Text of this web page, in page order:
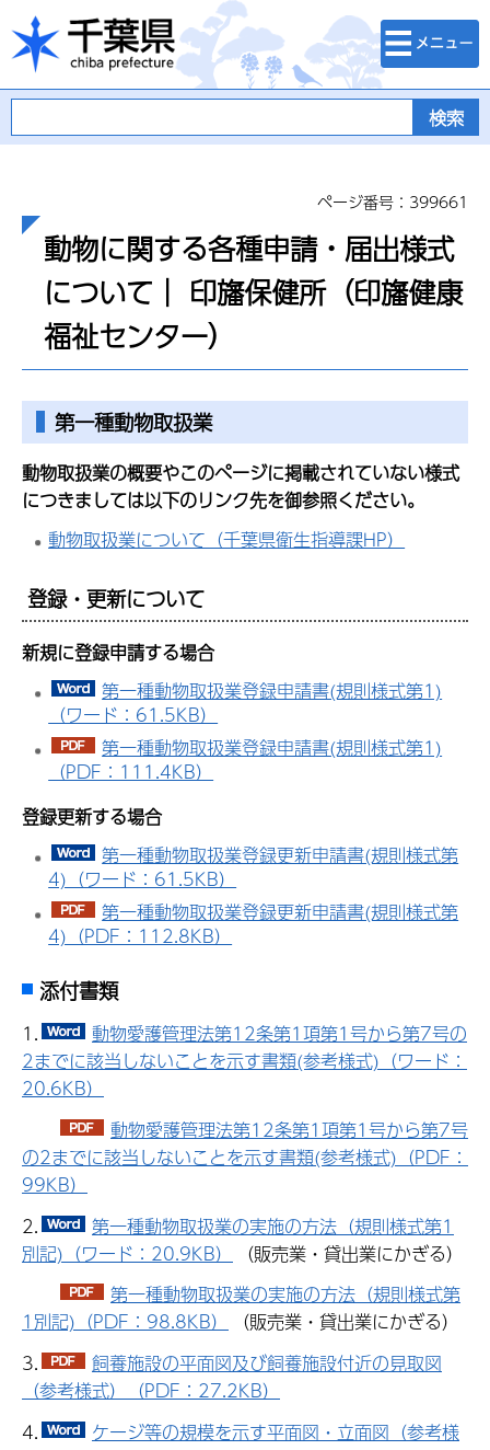
千葉県
検索・メニュ
ー
ページ番号：399661
動物に関する各種申請・届出様式
について｜ 印旛保健所（印旛健康
福祉センター）
第一種動物取扱業
動物取扱業の概要やこのページに掲載されていない様式
につきましては以下のリンク先を御参照ください。
動物取扱業について（千葉県衛生指導課HP）
登録・更新について
新規に登録申請する場合
第一種動物取扱業登録申請書(規則様式第1)
（ワード：61.5KB）
第一種動物取扱業登録申請書(規則様式第1)
（PDF：111.4KB）
登録更新する場合
第一種動物取扱業登録更新申請書(規則様式第
4)（ワード：61.5KB）
第一種動物取扱業登録更新申請書(規則様式第
4)（PDF：112.8KB）
添付書類
1.
動物愛護管理法第12条第1項第1号から第7号の
2までに該当しないことを示す書類(参考様式)（ワード：
20.6KB）
動物愛護管理法第12条第1項第1号から第7号
の2までに該当しないことを示す書類(参考様式)（PDF：
99KB）
2.
第一種動物取扱業の実施の方法（規則様式第1
別記)（ワード：20.9KB）
（販売業・貸出業にかぎる）
第一種動物取扱業の実施の方法（規則様式第
1別記)（PDF：98.8KB）
（販売業・貸出業にかぎる）
3.
飼養施設の平面図及び飼養施設付近の見取図
（参考様式）（PDF：27.2KB）
4.
ケージ等の規模を示す平面図・立面図（参考様